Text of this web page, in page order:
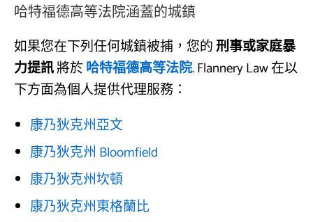
哈特福德高等法院涵蓋的城鎮
如果您在下列任何城鎮被捕，您的刑事或家庭暴
力提訊將於哈特福德高等法院.Flannery Law 在以
下方面為個人提供代理服務：
康乃狄克州亞文
康乃狄克州 Bloomfield
康乃狄克州坎頓
康乃狄克州東格蘭比